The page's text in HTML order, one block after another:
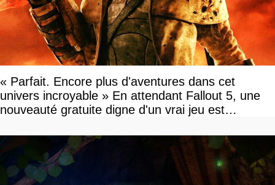
« Parfait. Encore plus d'aventures dans cet
univers incroyable » En attendant Fallout 5, une
nouveauté gratuite digne d'un vrai jeu est